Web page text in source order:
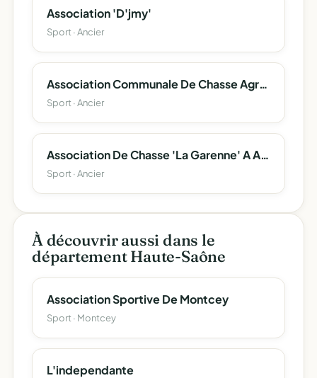
Association 'D'jmy'
Sport · Ancier
Association Communale De Chasse Agréée D'ancier
Sport · Ancier
Association De Chasse 'La Garenne' A Ancier
Sport · Ancier
À découvrir aussi dans le
département Haute-Saône
Association Sportive De Montcey
Sport · Montcey
L'independante